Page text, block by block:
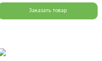
Заказать товар